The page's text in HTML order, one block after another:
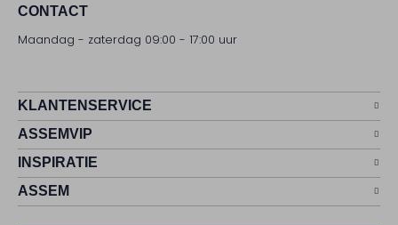
CONTACT
Maandag - zaterdag 09:00 - 17:00 uur
KLANTENSERVICE
ASSEMVIP
INSPIRATIE
ASSEM